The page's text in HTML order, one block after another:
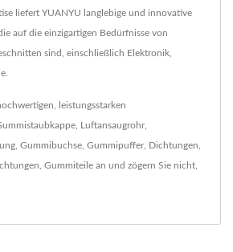
liefert YUANYU langlebige und innovative
auf die einzigartigen Bedürfnisse von
sind, einschließlich Elektronik,
leistungsstarken
Luftansaugrohr,
Gummibuchse Gummipuffer, Dichtungen
Gummiteile an und zögern Sie nicht,